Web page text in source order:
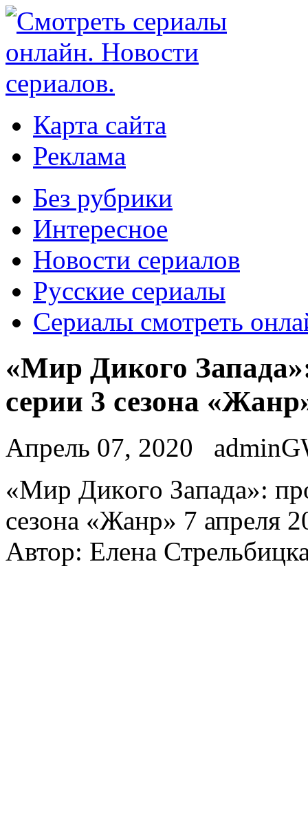
Карта сайта
Реклама
Без рубрики
Интересное
Новости сериалов
Русские сериалы
Сериалы смотреть
«Мир Дикого
серии 3 сезона
Апрель 07, 2020
«Мир Дикoгo Зaпaдa»:
сезона «Жанр» 7 апреля
Автор: Елена